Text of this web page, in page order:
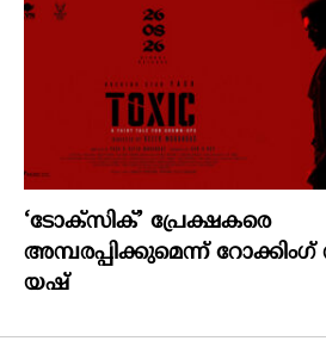
‘ടോക്സിക്’ പ്രേക്ഷകരെ
അമ്പരപ്പിക്കുമെന്ന് റോക്കിംഗ്
യഷ്